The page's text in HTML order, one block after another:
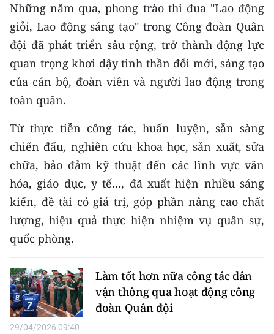
Bắc Trung Bộ
Duyên hải Nam Trung Bộ và Tây
Nguyên
Đông Nam Bộ
Chuyên trang Hà Nội
Chuyên trang TP. Hồ Chí Minh
CHUYÊN ĐỀ
CÁC CHUYÊN TRANG
VỀ BÁO NHÂN DÂN
THỜI NAY
NHÂN DÂN CUỐI TUẦN
Những năm qua, phong trào thi đua "Lao động
giỏi, Lao động sáng tạo" trong Công đoàn Quân
đội đã phát triển sâu rộng, trở thành động lực
quan trọng khơi dậy tinh thần đổi mới, sáng tạo
của cán bộ, đoàn viên và người lao động trong
toàn quân.
Từ thực tiễn công tác, huấn luyện, sẵn sàng
chiến đấu, nghiên cứu khoa học, sản xuất, sửa
chữa, bảo đảm kỹ thuật đến các lĩnh vực văn
hóa, giáo dục, y tế..., đã xuất hiện nhiều sáng
kiến, đề tài có giá trị, góp phần nâng cao chất
lượng, hiệu quả thực hiện nhiệm vụ quân sự,
quốc phòng.
Làm tốt hơn nữa công tác dân
vận thông qua hoạt động công
đoàn Quân đội
29/04/2026 09:40